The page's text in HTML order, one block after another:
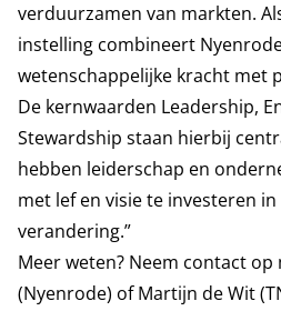
verduurzamen van markten.
instelling combineert
wetenschappelijke kracht met
De kernwaarden Leadership,
Stewardship staan hierbij
hebben leiderschap en
met lef en visie te investeren
verandering.”
Meer weten? Neem contact op
(Nyenrode) of Martijn de Wit